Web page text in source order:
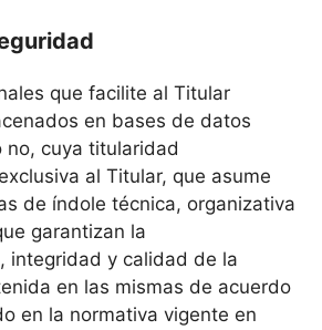
que facilite al Titular
en bases de datos
no, cuya titularidad
al Titular, que asume
de índole técnica, organizativa
garantizan la
integridad y calidad de la
en las mismas de acuerdo
en la normativa vigente en